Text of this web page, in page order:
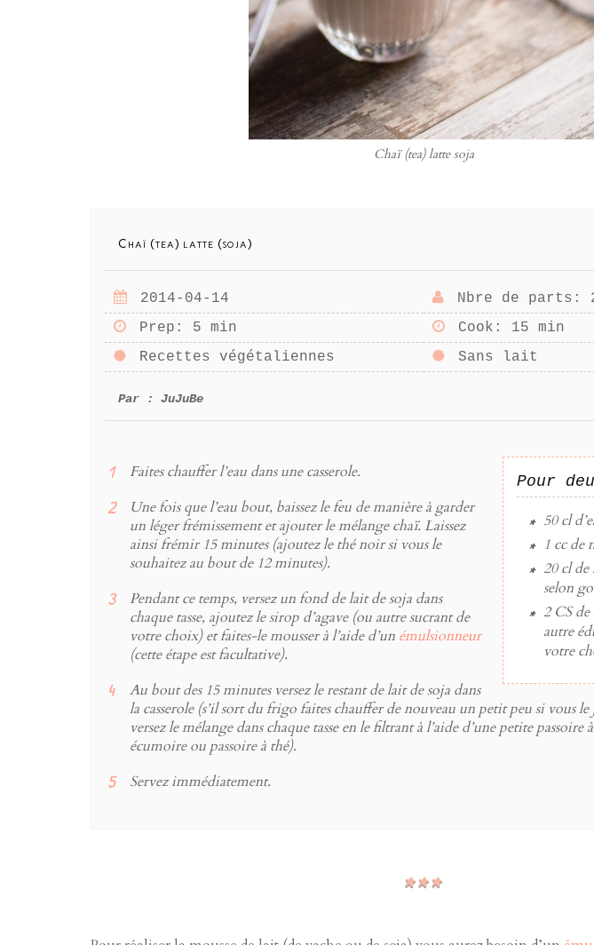
Chaï (tea) latte soja
Chaï (tea) latte (soja)
2014-04-14 Nbre de parts :
Prep : 5 min Cook : 15 min
Recettes végétaliennes
Sans lait
Par : JuJuBe
Pour
50 cld’
1 ccde
20 clde
selon
2 CSde
autre
votre
Faites chauffer l’eau dans une casserole.
Une fois que l’eau bout, baissez le feu de manière à garder
un léger frémissement et ajouter le mélange chaï. Laissez
ainsi frémir 15 minutes (ajoutez le thé noir si vous le
souhaitez au bout de 12 minutes).
Pendant ce temps, versez un fond de lait de soja dans
chaque tasse, ajoutez le sirop d’agave (ou autre sucrant de
votre choix) et faites-le mousser à l’aide d’un émulsionneur
(cette étape est facultative).
Au bout des 15 minutes versez le restant de lait de soja dans
la casserole (s’il sort du frigo faites chauffer de nouveau un petit peu si vous le
versez le mélange dans chaque tasse en le filtrant à l’aide d’une petite passoire
écumoire ou passoire à thé).
Servez immédiatement.